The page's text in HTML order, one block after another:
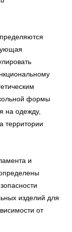
формы
на одежду,
территории
и
изделий для
от